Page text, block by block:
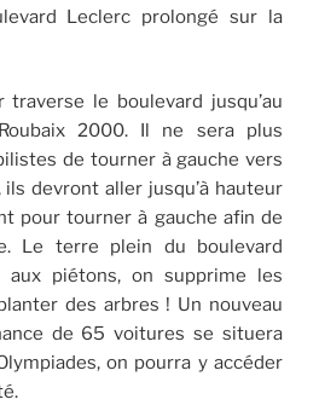
Leclerc prolongé sur la
le boulevard jusqu’au
2000. Il ne sera plus
de tourner à gauche vers
devront aller jusqu’à hauteur
pour tourner à gauche afin de
Le terre plein du boulevard
aux piétons, on supprime les
des arbres ! Un nouveau
de 65 voitures se situera
on pourra y accéder